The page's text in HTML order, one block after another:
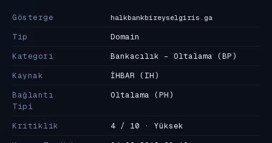
Gösterge halkbankbireyselgiris.ga
Tip
Domain
Kategori
Bankacılık - Oltalama (BP)
Kaynak
İHBAR (IH)
Bağlantı
Tipi
Oltalama (PH)
Kritiklik
4 / 10 · Yüksek